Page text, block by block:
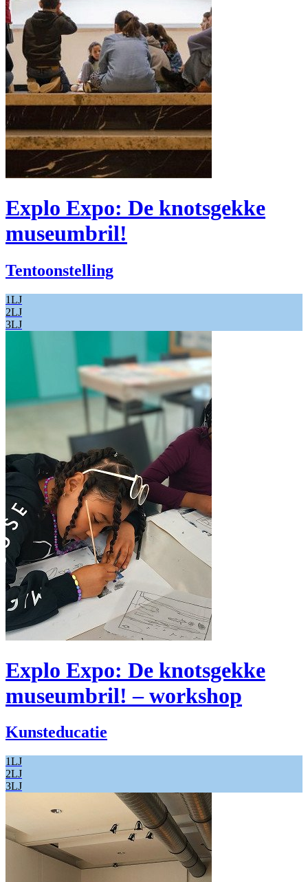
Explo Expo: De knotsgekke
museumbril!
Tentoonstelling
1LJ
2LJ
3LJ
Explo Expo: De knotsgekke
museumbril! – workshop
Kunsteducatie
1LJ
2LJ
3LJ